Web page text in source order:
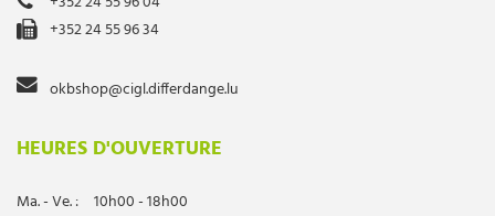
+352 24 55 96 34
okbshop@cigl.differdange.lu
HEURES D'OUVERTURE
Ma. - Ve. :
10h00 - 18h00